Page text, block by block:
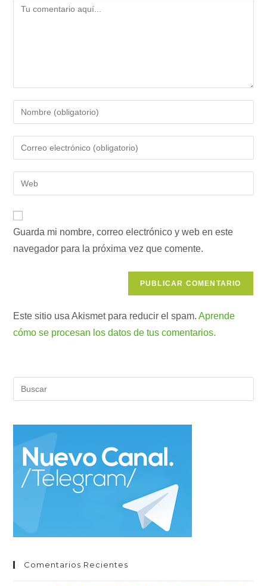
Comentario
Introduce
tu
nombre
de
usuario
para
comentar
Introduce
tu
dirección
de
para
comentar
Introduce
la
de
tu
web
Guarda mi nombre, correo electrónico y web en este
navegador para la próxima vez que comente.
Este sitio usa Akismet para reducir el spam.Aprende
cómo se procesan los datos de tus comentarios.
Comentarios Recientes